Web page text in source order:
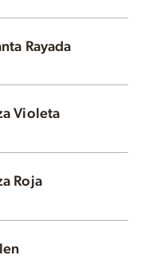
Rayada
Violeta
Roja